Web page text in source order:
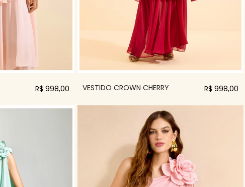
R$ 998,00 VESTIDO CROWN CHERRY R$ 998,00